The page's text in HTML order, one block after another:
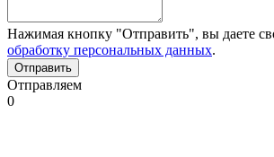
Нажимая кнопку "Отправить", вы даете
обработку персональных данных.
Отправляем
0